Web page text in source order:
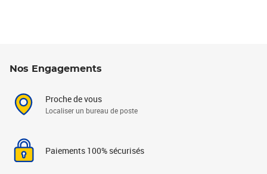
Nos Engagements
Proche de vous
Localiser un bureau de poste
Paiements 100% sécurisés